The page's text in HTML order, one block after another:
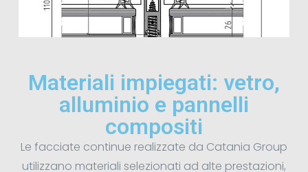
Materiali impiegati: vetro,
alluminio e pannelli
compositi
Le facciate continue realizzate da Catania Group
utilizzano materiali selezionati ad alte prestazioni,